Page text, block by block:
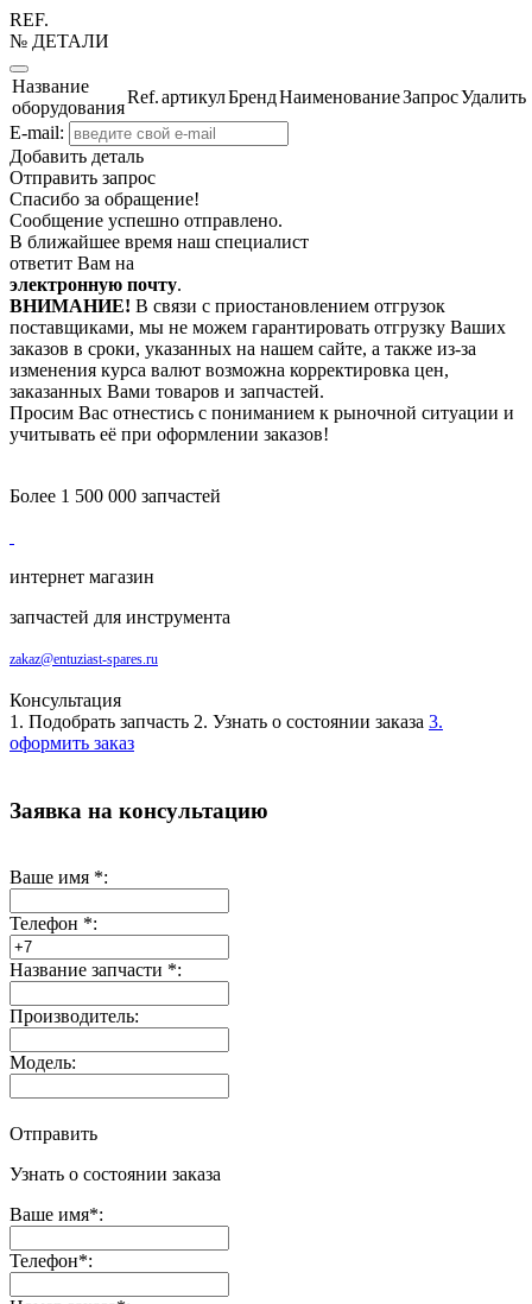
REF.
№ ДЕТАЛИ
Название
оборудования
Ref.артикулБрендНаименованиеЗапросУдалить
E-mail:
Добавить деталь
Отправить запрос
Спасибо за обращение!
Сообщение успешно отправлено.
В ближайшее время наш специалист
ответит Вам на
электронную почту.
ВНИМАНИЕ! В связи с приостановлением отгрузок
поставщиками, мы не можем гарантировать отгрузку Ваших
заказов в сроки, указанных на нашем сайте, а также из-за
изменения курса валют возможна корректировка цен,
заказанных Вами товаров и запчастей.
Просим Вас отнестись с пониманием к рыночной ситуации и
учитывать её при оформлении заказов!
Более 1 500 000 запчастей
интернет магазин
запчастей для инструмента
zakaz@entuziast-spares.ru
Консультация
1. Подобрать запчасть 2. Узнать о состоянии заказа 3.
оформить заказ
Заявка на консультацию
Ваше имя *:
Телефон *:
Название запчасти *:
Производитель:
Модель:
Отправить
Узнать о состоянии заказа
Ваше имя*:
Телефон*: